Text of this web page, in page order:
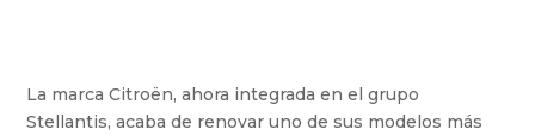
La marca Citroën, ahora integrada en el grupo
Stellantis, acaba de renovar uno de sus modelos más